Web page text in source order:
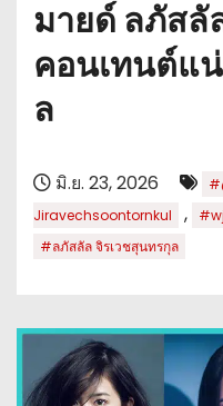
มายด์ ลภัสลั
คอนเทนต์แ
ล
มิ.ย. 23, 2026
Jiravechsoontornkul
,
#ลภัสลัล จิรเวชสุนทรกุล